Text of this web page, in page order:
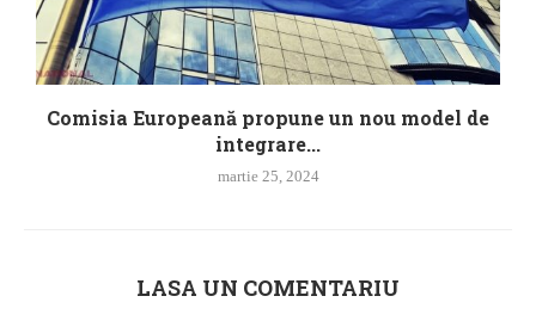
Comisia Europeană propune un nou model de
integrare...
martie 25, 2024
LASA UN COMENTARIU